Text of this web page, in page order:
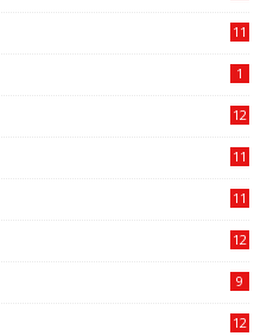
11
1
12
11
11
12
9
12